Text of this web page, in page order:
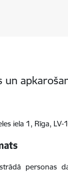
un
iela 1, Rīga, LV-
personas